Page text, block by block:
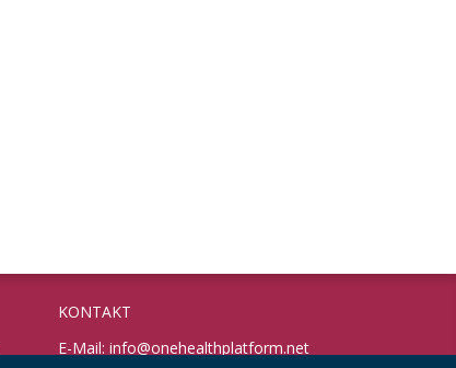
KONTAKT
E-Mail: info@onehealthplatform.net